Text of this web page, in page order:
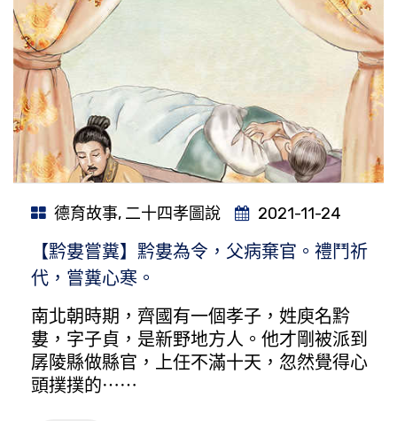
德育故事, 二十四孝圖說 2021-11-24
【黔婁嘗糞】黔婁為令，父病棄官。禮鬥祈
代，嘗糞心寒。
南北朝時期，齊國有一個孝子，姓庾名黔
婁，字子貞，是新野地方人。他才剛被派到
孱陵縣做縣官，上任不滿十天，忽然覺得心
頭撲撲的⋯⋯